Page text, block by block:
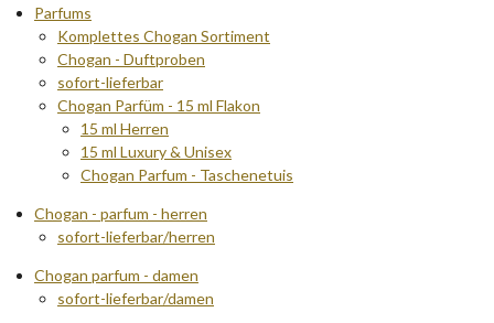
Parfums
Komplettes Chogan Sortiment
Chogan - Duftproben
sofort-lieferbar
Chogan Parfüm - 15 ml Flakon
15 ml Herren
15 ml Luxury & Unisex
Chogan Parfum - Taschenetuis
Chogan - parfum - herren
sofort-lieferbar/herren
Chogan parfum - damen
sofort-lieferbar/damen